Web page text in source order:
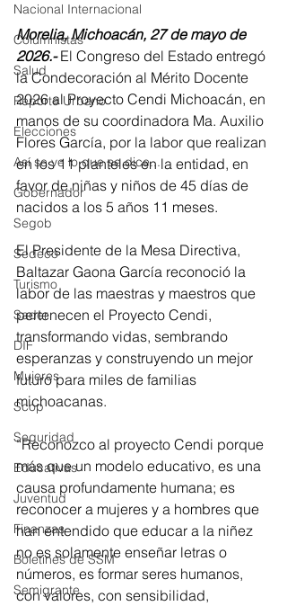
Nacional Internacional
Columnistas
Salud
Reporte Urbano
Elecciones
Así se ve lo que se dice...
Gobernador
Segob
Sedeco
Turismo
Sader
DIF
Mujeres
Scop
Seguridad
Educativas
Juventud
Finanzas
Boletines de SSM
Semigrante
Morelia, Michoacán, 27 de mayo de
2026.- El Congreso del Estado entregó
la Condecoración al Mérito Docente
2026 al Proyecto Cendi Michoacán, en
manos de su coordinadora Ma. Auxilio
Flores García, por la labor que realizan
en los 11 planteles en la entidad, en
favor de niñas y niños de 45 días de
nacidos a los 5 años 11 meses.
El Presidente de la Mesa Directiva,
Baltazar Gaona García reconoció la
labor de las maestras y maestros que
pertenecen el Proyecto Cendi,
transformando vidas, sembrando
esperanzas y construyendo un mejor
futuro para miles de familias
michoacanas.
“Reconozco al proyecto Cendi porque
más que un modelo educativo, es una
causa profundamente humana; es
reconocer a mujeres y a hombres que
han entendido que educar a la niñez
no es solamente enseñar letras o
números, es formar seres humanos,
con valores, con sensibilidad,